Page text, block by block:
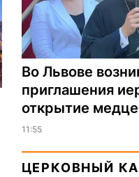
Во Львове
приглашения
открытие
11:55
ЦЕРКОВНЫЙ